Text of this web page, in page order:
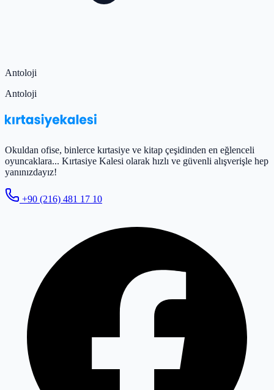
Antoloji
Antoloji
Okuldan ofise, binlerce kırtasiye ve kitap çeşidinden en eğlenceli
oyuncaklara... Kırtasiye Kalesi olarak hızlı ve güvenli alışverişle hep
yanınızdayız!
+90 (216) 481 17 10